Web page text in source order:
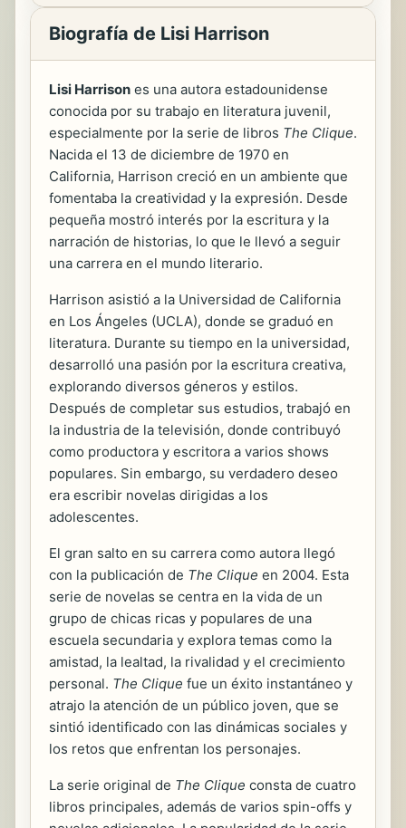
Biografía de Lisi Harrison
Lisi Harrison es una autora estadounidense
conocida por su trabajo en literatura juvenil,
especialmente por la serie de libros The Clique.
Nacida el 13 de diciembre de 1970 en
California, Harrison creció en un ambiente que
fomentaba la creatividad y la expresión. Desde
pequeña mostró interés por la escritura y la
narración de historias, lo que le llevó a seguir
una carrera en el mundo literario.
Harrison asistió a la Universidad de California
en Los Ángeles (UCLA), donde se graduó en
literatura. Durante su tiempo en la universidad,
desarrolló una pasión por la escritura creativa,
explorando diversos géneros y estilos.
Después de completar sus estudios, trabajó en
la industria de la televisión, donde contribuyó
como productora y escritora a varios shows
populares. Sin embargo, su verdadero deseo
era escribir novelas dirigidas a los
adolescentes.
El gran salto en su carrera como autora llegó
con la publicación de The Clique en 2004. Esta
serie de novelas se centra en la vida de un
grupo de chicas ricas y populares de una
escuela secundaria y explora temas como la
amistad, la lealtad, la rivalidad y el crecimiento
personal. The Clique fue un éxito instantáneo y
atrajo la atención de un público joven, que se
sintió identificado con las dinámicas sociales y
los retos que enfrentan los personajes.
La serie original de The Clique consta de cuatro
libros principales, además de varios spin-offs y